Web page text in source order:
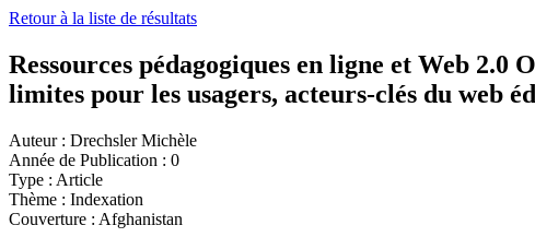
Retour à la liste de résultats
Ressources pédagogiques en ligne et Web
limites pour les usagers, acteurs-clés du web
Auteur : Drechsler Michèle
Année de Publication : 0
Type : Article
Thème : Indexation
Couverture : Afghanistan